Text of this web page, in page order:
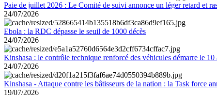
Paie de juillet 2026 : Le Comité de suivi annonce un léger retard et
24/07/2026
Ebola : la RDC dépasse le seuil de 1000 décès
24/07/2026
Kinshasa : le contrôle technique renforcé des véhicules démarre le 10
24/07/2026
Kinshasa - Attaque contre les bâtisseurs de la nation : la Task force
19/07/2026